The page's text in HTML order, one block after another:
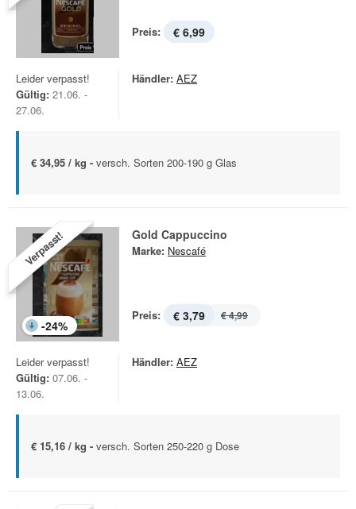
Preis: € 6,99
Leider verpasst!
Gültig: 21.06. -
27.06.
Händler: AEZ
€ 34,95 / kg - versch. Sorten 200-190 g Glas
Verpasst!
-24%
Gold Cappuccino
Marke: Nescafé
Preis: € 3,79 € 4,99
Leider verpasst!
Gültig: 07.06. -
13.06.
Händler: AEZ
€ 15,16 / kg - versch. Sorten 250-220 g Dose